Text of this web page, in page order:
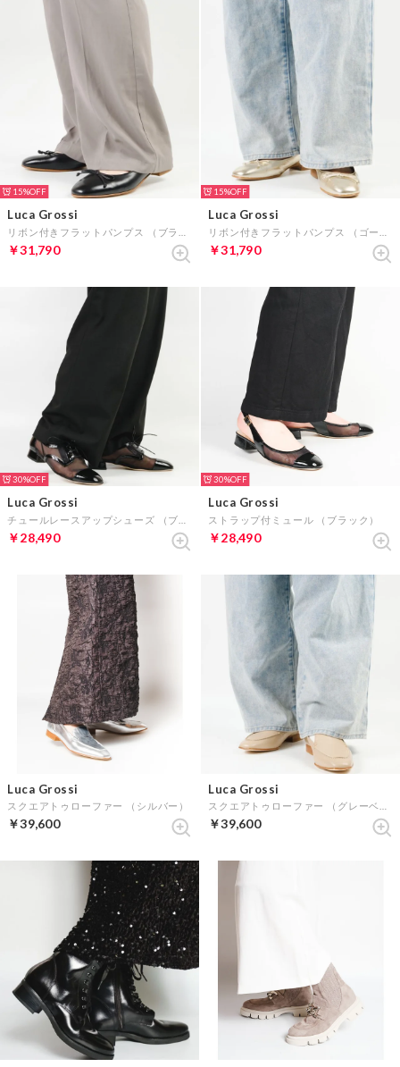
15%
Luca Grossi
￥31,790
15%
Luca Grossi
￥31,790
30%
Luca Grossi
￥28,490
30%
Luca Grossi
ストラップ付ミュール （ブラック）
￥28,490
Luca Grossi
スクエアトゥローファー （シルバー）
￥39,600
Luca Grossi
￥39,600